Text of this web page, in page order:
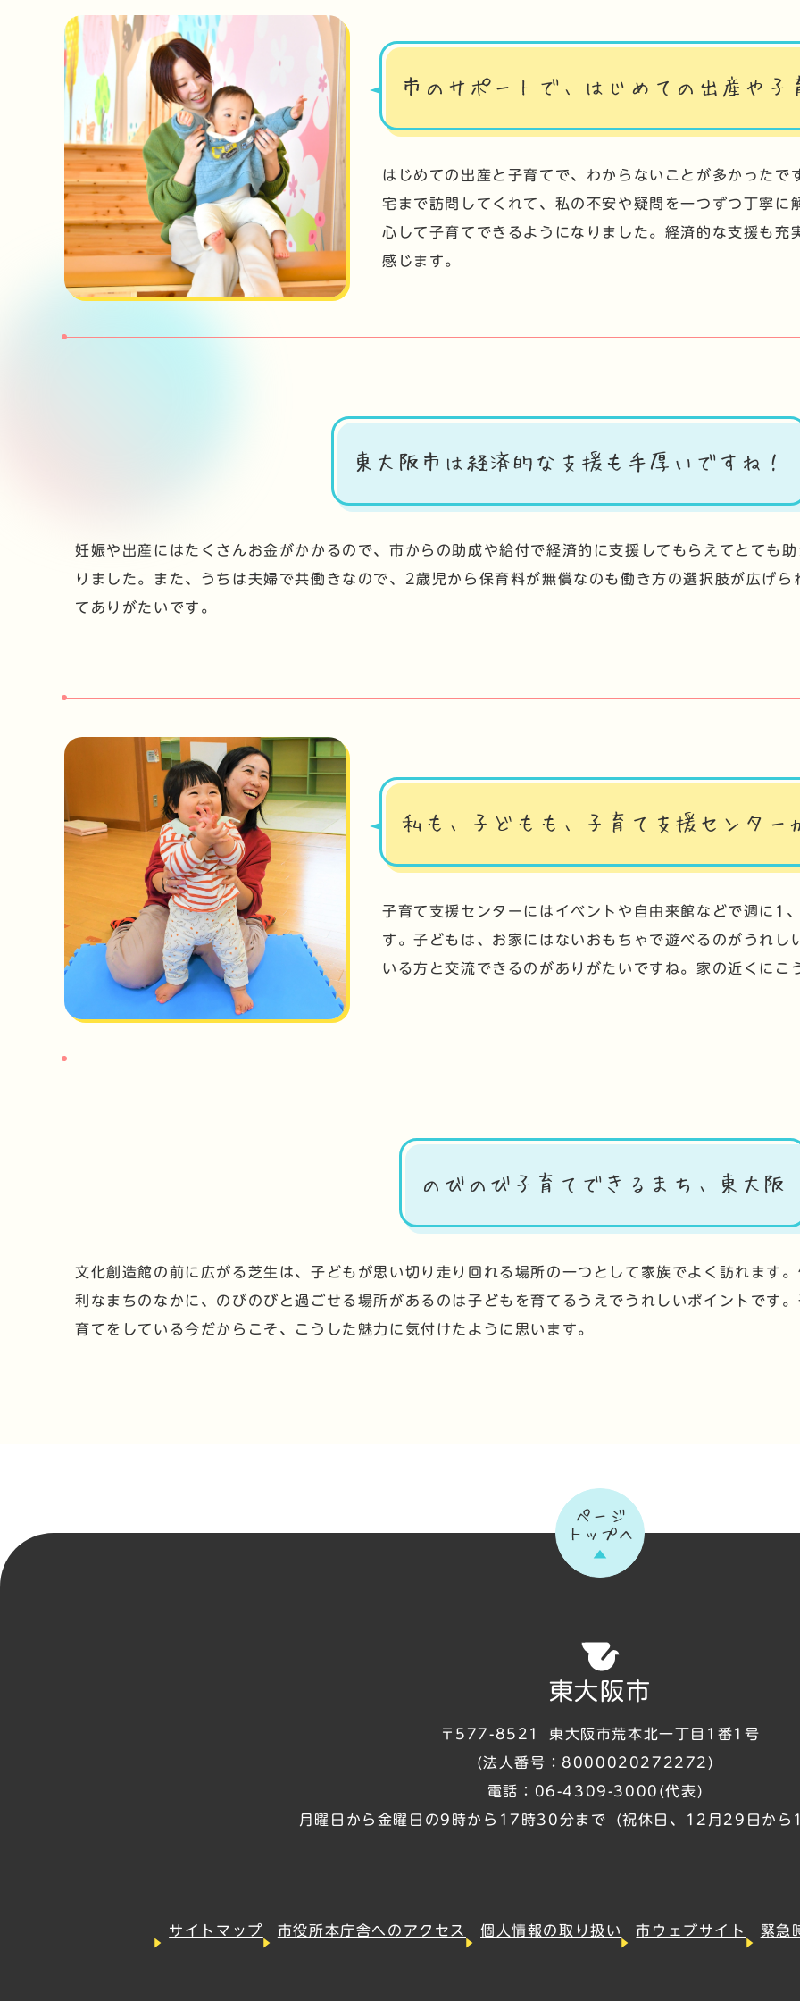
市のサポートで、はじめての出産や子
はじめての出産と子育てで、わからないことが多かった
宅まで訪問してくれて、私の不安や疑問を一つずつ丁寧
心して子育てできるようになりました。経済的な支援も
感じます。
東大阪市は経済的な支援も手厚いですね！
妊娠や出産にはたくさんお金がかかるので、市からの助成や給付で経済的に支援してもらえてとても
りました。また、うちは夫婦で共働きなので、2歳児から保育料が無償なのも働き方の選択肢が広げら
てありがたいです。
私も、子どもも、子育て支援センター
子育て支援センターにはイベントや自由来館などで週に1
す。子どもは、お家にはないおもちゃで遊べるのがうれ
いる方と交流できるのがありがたいですね。家の近くに
のびのび子育てできるまち、東大阪
文化創造館の前に広がる芝生は、子どもが思い切り走り回れる場所の一つとして家族でよく訪れます
利なまちのなかに、のびのびと過ごせる場所があるのは子どもを育てるうえでうれしいポイントです
育てをしている今だからこそ、こうした魅力に気付けたように思います。
ページ
トップへ
東大阪市
〒577-8521
東大阪市荒本北一丁目1番1号
(法人番号：8000020272272)
電話： 06-4309-3000 (代表)
月曜日から金曜日の9時から17時30分まで
(祝休日、12月29日から
サイトマップ 市役所本庁舎へのアクセス 個人情報の取り扱い 市ウェブサイト 緊急